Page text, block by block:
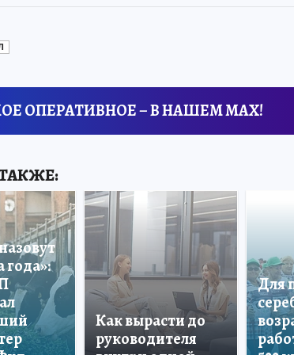
ОПЕРАТИВНОЕ – В НАШЕМ MAX!
года»:
Как вырасти до
руководителя
Для